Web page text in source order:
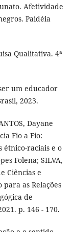
Afetividade
Paidéia
Qualitativa. 4ª
um educador
2023.
Dayane
Fio a Fio:
étnico-raciais e o
Folena; SILVA,
Ciências e
para as Relações
de
p. 146 - 170.